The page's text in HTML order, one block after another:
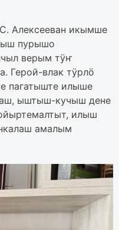
Алексееван икымше
пурышо
верым тӱҥ
Герой-влак тӱрлӧ
пагатыште илыше
ыштыш-кучыш дене
илыш
амалым